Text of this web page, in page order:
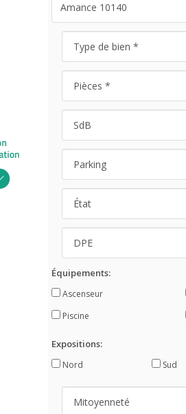
Équipements:
Ascenseur
Piscine
Expositions:
Nord Sud